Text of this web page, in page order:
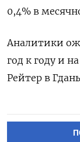
0,4% в
Аналитики
год к году и
Рейтер в